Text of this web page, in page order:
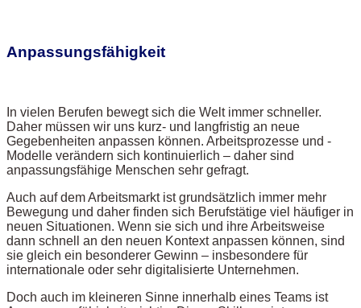
Anpassungsfähigkeit
In vielen Berufen bewegt sich die Welt immer schneller.
Daher müssen wir uns kurz- und langfristig an neue
Gegebenheiten anpassen können. Arbeitsprozesse und -
Modelle verändern sich kontinuierlich – daher sind
anpassungsfähige Menschen sehr gefragt.
Auch auf dem Arbeitsmarkt ist grundsätzlich immer mehr
Bewegung und daher finden sich Berufstätige viel häufiger in
neuen Situationen. Wenn sie sich und ihre Arbeitsweise
dann schnell an den neuen Kontext anpassen können, sind
sie gleich ein besonderer Gewinn – insbesondere für
internationale oder sehr digitalisierte Unternehmen.
Doch auch im kleineren Sinne innerhalb eines Teams ist